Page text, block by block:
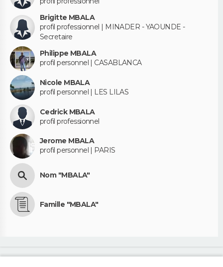
Brigitte MBALA
profil professionnel | MINADER - YAOUNDE -
Secretaire
Philippe MBALA
profil personnel | CASABLANCA
Nicole MBALA
profil personnel | LES LILAS
Cedrick MBALA
profil professionnel
Jerome MBALA
profil personnel | PARIS
Nom "MBALA"
Famille "MBALA"